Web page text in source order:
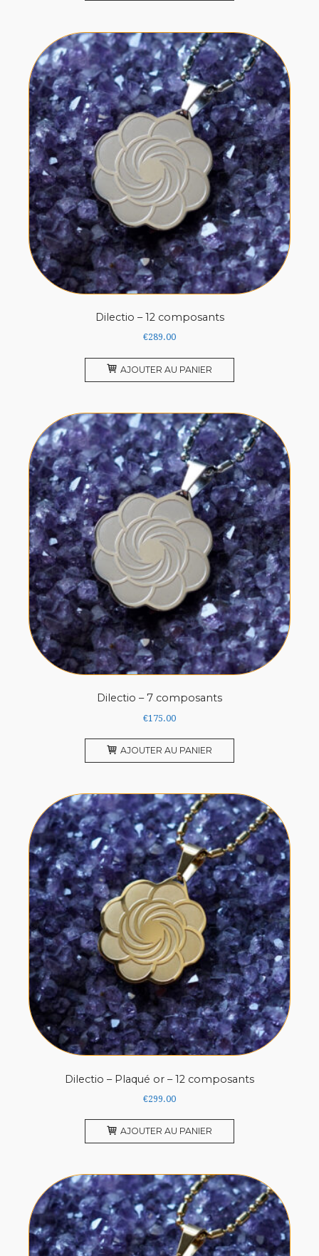
Dilectio – 12 composants
€289.00
AJOUTER AU PANIER
Dilectio – 7 composants
€175.00
AJOUTER AU PANIER
Dilectio – Plaqué or – 12 composants
€299.00
AJOUTER AU PANIER